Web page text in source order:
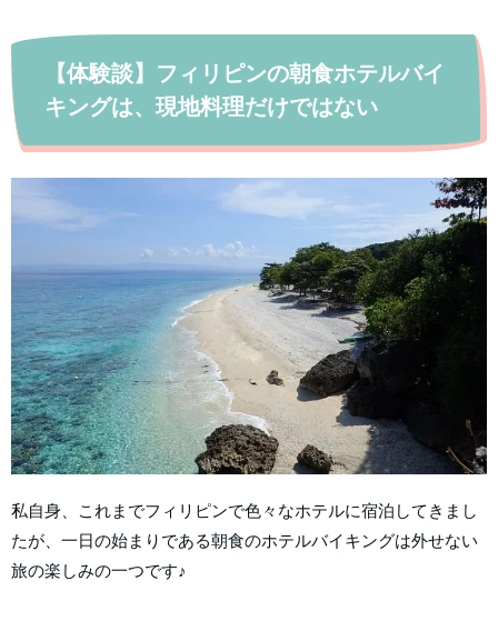
【体験談】フィリピンの朝食ホテルバイ
キングは、現地料理だけではない
私自身、これまでフィリピンで色々なホテルに宿泊してきまし
たが、一日の始まりである朝食のホテルバイキングは外せない
旅の楽しみの一つです♪